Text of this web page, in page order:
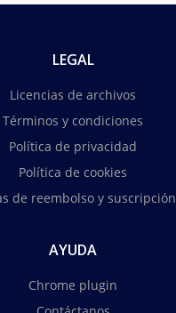
LEGAL
Licencias de archivos
Términos y condiciones
Política de privacidad
Política de cookies
de reembolso y suscripción
AYUDA
Chrome plugin